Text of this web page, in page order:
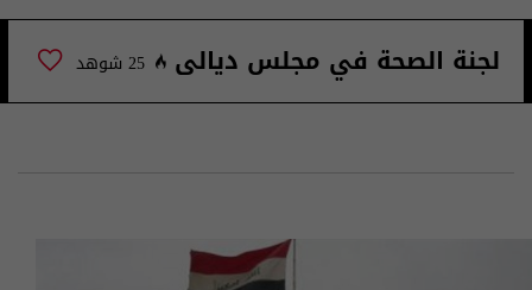
لجنة الصحة في مجلس ديالى 25 شوهد